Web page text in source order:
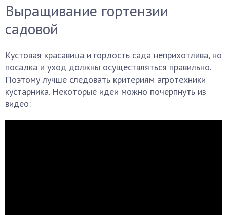
Выращивание гортензии
садовой
Кустовая красавица и гордость сада неприхотлива, но
посадка и уход должны осуществляться правильно.
Поэтому лучше следовать критериям агротехники
кустарника. Некоторые идеи можно почерпнуть из
видео: